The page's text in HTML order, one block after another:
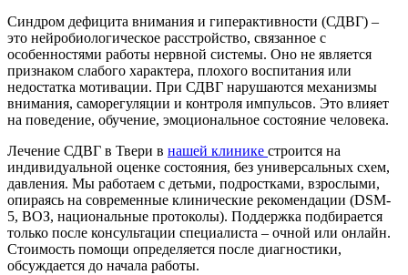
Синдром дефицита внимания и гиперактивности (СДВГ) –
это нейробиологическое расстройство, связанное с
особенностями работы нервной системы. Оно не является
признаком слабого характера, плохого воспитания или
недостатка мотивации. При СДВГ нарушаются механизмы
внимания, саморегуляции и контроля импульсов. Это влияет
на поведение, обучение, эмоциональное состояние человека.
Лечение СДВГ в Твери в нашей клинике строится на
индивидуальной оценке состояния, без универсальных схем,
давления. Мы работаем с детьми, подростками, взрослыми,
опираясь на современные клинические рекомендации (DSM-
5, ВОЗ, национальные протоколы). Поддержка подбирается
только после консультации специалиста – очной или онлайн.
Стоимость помощи определяется после диагностики,
обсуждается до начала работы.